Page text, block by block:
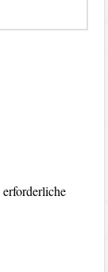
erforderliche